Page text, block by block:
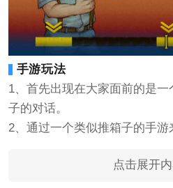
手游玩法
1、首先出现在大家面前的是
子的对话。
2、通过一个类似推箱子的手
3、然后穿过一个过道，看那
点击展开